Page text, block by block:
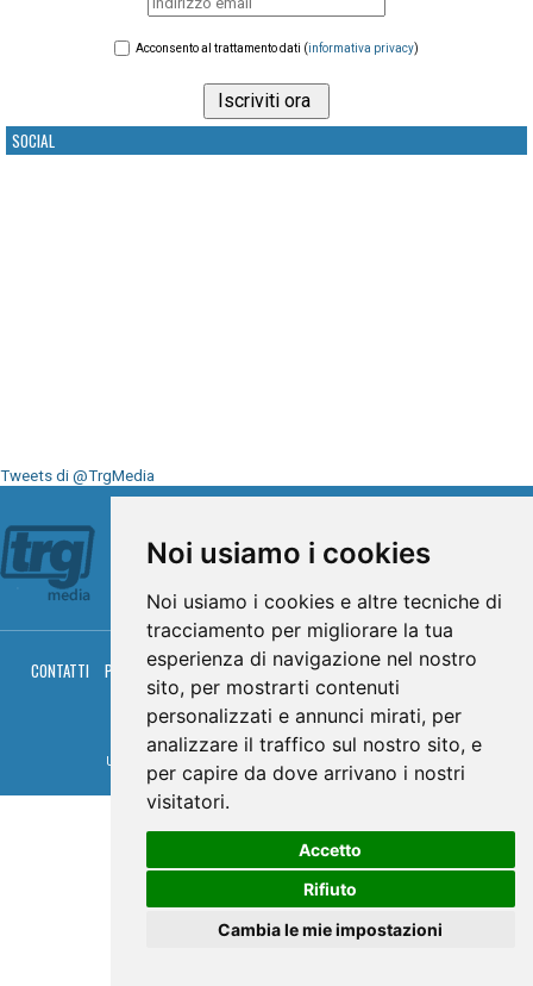
Noi usiamo i cookies
Noi usiamo i cookies e altre tecniche di
tracciamento per migliorare la tua
esperienza di navigazione nel nostro
sito, per mostrarti contenuti
personalizzati e annunci mirati, per
analizzare il traffico sul nostro sito, e
per capire da dove arrivano i nostri
visitatori.
Accetto
Rifiuto
Cambia le mie impostazioni
Acconsento al trattamento dati (informativa privacy)
SOCIAL
Tweets di @TrgMedia
CONTATTI PRIVACY COOKIES PALINSESTO DIRETTA TV
DIRETTA RADIO
RGM HITRADIO
© TRG Media 2005-2026
Umbria Televisioni s.r.l. - P.I.00496230541 -